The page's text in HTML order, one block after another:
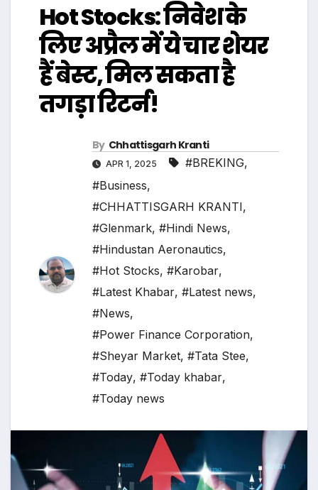
Hot Stocks: निवेश के
लिए अप्रैल में ये चार शेयर
हैं बेस्ट, मिल सकता है
तगड़ा रिटर्न!
By Chhattisgarh Kranti
APR 1, 2025 #BREKING,
#Business,
#CHHATTISGARH KRANTI,
#Glenmark, #Hindi News,
#Hindustan Aeronautics,
#Hot Stocks, #Karobar,
#Latest Khabar, #Latest news,
#News,
#Power Finance Corporation,
#Sheyar Market, #Tata Stee,
#Today, #Today khabar,
#Today news